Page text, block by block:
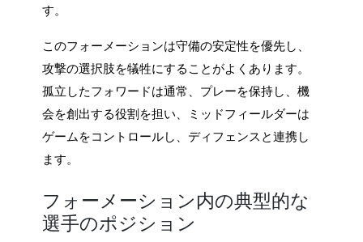
す。
このフォーメーションは守備の安定性を優先し、
攻撃の選択肢を犠牲にすることがよくあります。
孤立したフォワードは通常、プレーを保持し、機
会を創出する役割を担い、ミッドフィールダーは
ゲームをコントロールし、ディフェンスと連携し
ます。
フォーメーション内の典型的な
選手のポジション